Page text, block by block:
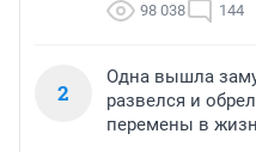
98 038 144
2
Одна вышла
развелся и
перемены в